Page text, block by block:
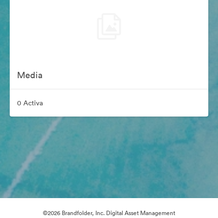
Media
0 Activa
©2026 Brandfolder, Inc. Digital Asset Management